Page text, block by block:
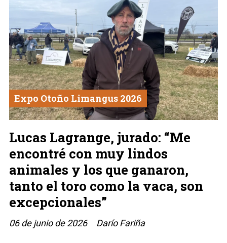
Lucas Lagrange, jurado: “Me
encontré con muy lindos
animales y los que ganaron,
tanto el toro como la vaca, son
excepcionales”
Darío Fariña
Expo Otoño Limangus 2026
06 de junio de 2026